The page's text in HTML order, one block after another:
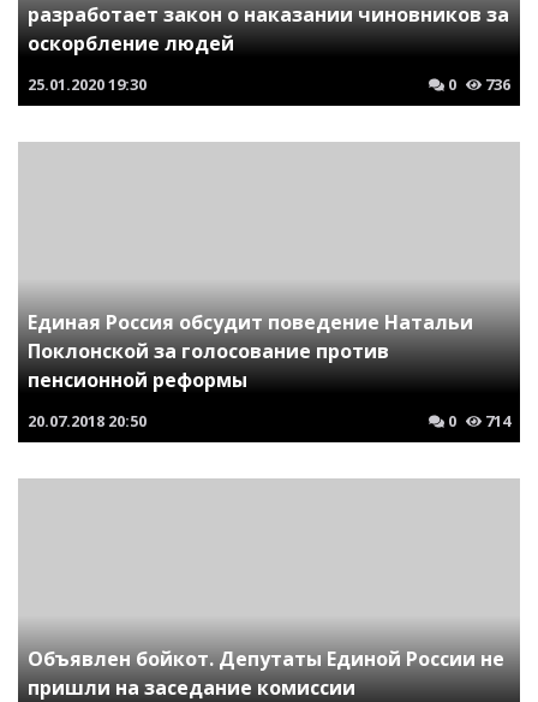
разработает закон о наказании чиновников за
оскорбление людей
25.01.202019:30 0 736
Единая Россия обсудит поведение Натальи
Поклонской за голосование против
пенсионной реформы
20.07.2018 20:50 0 714
Объявлен бойкот. Депутаты Единой России не
пришли на заседание комиссии